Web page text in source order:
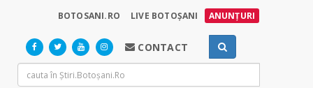
BOTOSANI.RO LIVE BOTOȘANI ANUNȚURI
CONTACT